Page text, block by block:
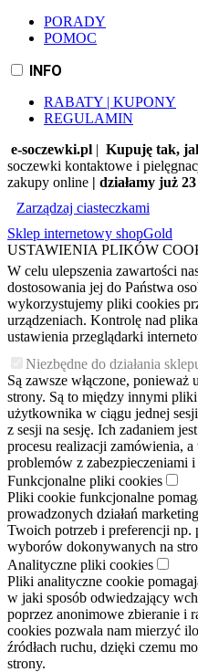
PORADY
POMOC
INFO
RABATY | KUPONY
REGULAMIN
e-soczewki.pl | Kupuję tak,
soczewki kontaktowe i
zakupy online | działamy już
Zarządzaj ciasteczkami
Sklep internetowy shopGold
USTAWIENIA PLIKÓW
W celu ulepszenia zawartości
dostosowania jej do Państwa
wykorzystujemy pliki cookies
urządzeniach. Kontrolę nad
ustawienia przeglądarki
Niezbędne do działania
Są zawsze włączone,
strony. Są to między innymi
użytkownika w ciągu jednej
z sesji na sesję. Ich zadaniem
procesu realizacji zamówienia,
problemów z zabezpieczeniami
Funkcjonalne pliki cookies
Pliki cookie funkcjonalne
prowadzonych działań
Twoich potrzeb i preferencji np.
wyborów dokonywanych na
Analityczne pliki cookies
Pliki analityczne cookie
w jaki sposób odwiedzający
poprzez anonimowe zbieranie i
cookies pozwala nam mierzyć
źródłach ruchu, dzięki czemu
strony.